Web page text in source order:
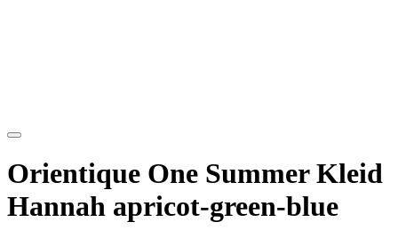
Orientique One Summer Kleid
Hannah apricot-green-blue